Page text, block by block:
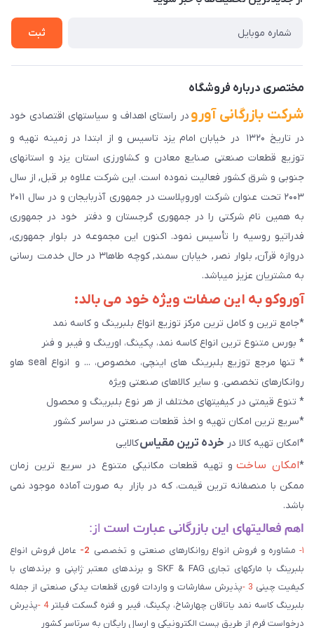
راهنمای ثبت سفارش
سوالات متداول
ثبت
مختصری درباره فروشگاه
شرکت بازرگانی آورو در راستای اهداف و سیاستهای اقتصادی خود
در تاریخ ۱۳۲۰ در خیابان امام یزد تاسیس و از ابتدا در زمینه تهیه و
توزیع قطعات صنعتی صنایع معادن و کشاورزی استان یزد و استانهای
جنوبی و شرق کشور فعالیت نموده است. این شرکت علاوه بر قبل, از سال
۲۰۰۳ تحت عنوان شرکت اوروپلاست در جمهوری آذربایجان و در سال ۲۰۱۱
به همین نام شرکتی را در جمهوری گرجستان و دفتر خود در جمهوری
فدراتیو روسیه را تأسیس نمود. اکنون این مجموعه در بلوار جمهوری,
دروازه قرآن, بلوار نصر, خیابان سمند, کوچه طاها۳ در حال خدمت رسانی
به مشتریان عزیز میباشد.
آوروکو به این صفات ویژه خود می بالد:
*جامع ترین و کامل ترین مرکز توزیع انواع بلبرینگ و کاسه نمد
* بورس متنوع ترین انواع کاسه نمد، پکینگ، اورینگ و فیبر و فنر
* تنها مرجع توزیع بلبرینگ های اینچی، مخصوص، ... و انواع seal هاو
روانکارهای تخصصی. و سایر کالاهای صنعتی ويژه
* تنوع قیمتی در کیفیتهای مختلف از هر نوع بلبرینگ و محصول
*سریع ترین امکان تهیه و اخذ قطعات صنعتی در سراسر کشور
*امکان تهیه کالا در خرده ترین مقیاسکالایی
*امکان ساختو تهیه قطعات مکانیکی متنوع در سریع ترین زمان
ممکن با منصفانه ترین قیمت، که در بازار به صورت آماده موجود نمی
باشد.
اهم فعالیتهای این بازرگانی عبارت است از:
۱- مشاوره و فروش انواع روانکارهای صنعتی و تخصصی 2-
عامل فروش انواع
بلبرینگ با مارکهای تجاری SKF & FAG و برندهای معتبر ژاپنی و برندهای با
کیفیت چینی 3 - پذیرش سفارشات و واردات فوری قطعات یدکی صنعتی از جمله
بلبرینگ کاسه نمد یاتاقان چهارشاخ، پکینگ، فیبر و فنره گسکت فیلتر4 - پذیرش
درخواست فرم از طریق پست الکترونیکی و ارسال رایگان به سرتاسر کشور